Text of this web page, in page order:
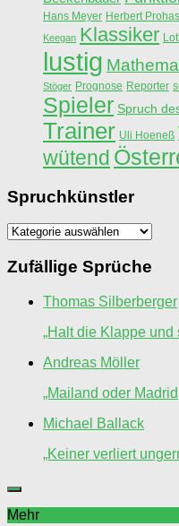
Hans Meyer Herbert
Keegan Klassiker
lustig
Stöger Prognose Reporter
Spieler Spruch
Trainer Uli Hoeneß
wütend
Spruchkünstler
Spruchkünstler
Zufällige Sprüche
Thomas Silberberger
„Halt die Klappe und
Andreas Möller
„Mailand oder
Michael Ballack
„Keiner verliert
Mehr